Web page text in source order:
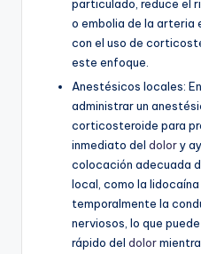
particulado, reduce el
o embolia de la arteria
con el uso de
este enfoque.
Anestésicos locales:
administrar un
corticosteroide para
inmediato del dolory
colocación adecuada
local, como la
temporalmente la
nerviosos, lo que
rápido del dolor